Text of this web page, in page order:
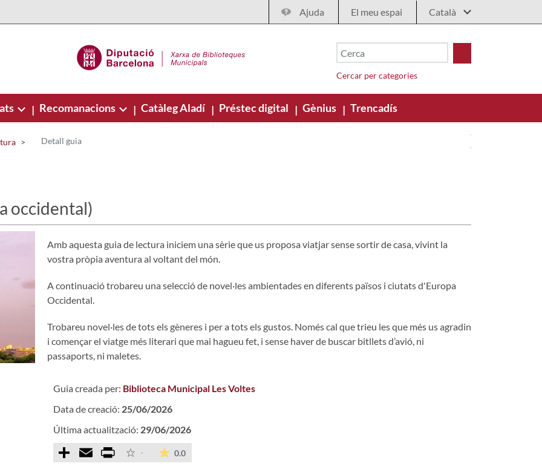
Ajuda El meu espai
Cercar per categories
| Recomanacions | Catàleg Aladí | Préstec digital | Gènius | Trencadís
Detall guia
occidental)
Amb aquesta guia de lectura iniciem una sèrie que us proposa viatjar sense sortir de casa, vivint la
vostra pròpia aventura al voltant del món.
A continuació trobareu una selecció de novel·les ambientades en diferents països i ciutats d'Europa
Occidental.
Trobareu novel·les de tots els gèneres i per a tots els gustos. Només cal que trieu les que més us agradin
i començar el viatge més literari que mai hagueu fet, i sense haver de buscar bitllets d’avió, ni
passaports, ni maletes.
Guia creada per: Biblioteca Municipal Les Voltes
Data de creació: 25/06/2026
Última actualització: 29/06/2026
Comparteix
Email Print - 0.0La mitjana de les valoracions és de 0 estrelles de 5.